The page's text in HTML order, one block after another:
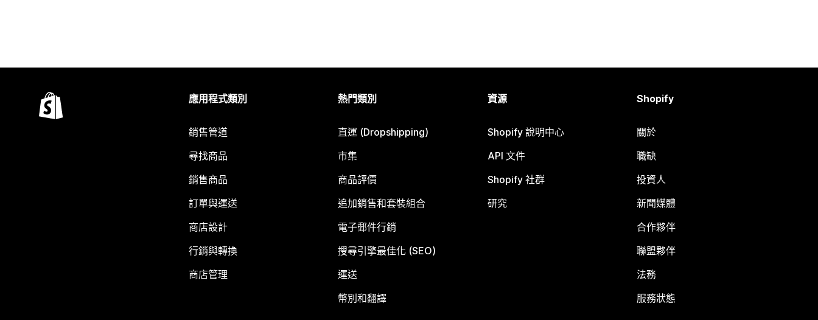
應用程式類別
銷售管道
尋找商品
銷售商品
訂單與運送
商店設計
行銷與轉換
商店管理
熱門類別
直運 (Dropshipping)
市集
商品評價
追加銷售和套裝組合
電子郵件行銷
搜尋引擎最佳化 (SEO)
運送
幣別和翻譯
資源
Shopify 說明中心
API 文件
Shopify 社群
研究
Shopify
關於
職缺
投資人
新聞媒體
合作夥伴
聯盟夥伴
法務
服務狀態